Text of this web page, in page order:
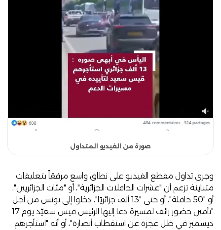
صورة من الفيديو المتداول
وجرى تداول مقطع الفيديو على نطاق واسع مرفقاً بتعليقات
متباينة تزعم أن "عشرات الحافلات الجزائرية"، أو "مئات الجزائريين"،
أو "50 حافلة"، أو حتى "13 ألف جزائريًا"، دخلوا إلى تونس من أجل
"تأمين حضور زائف لمسيرة دعا إليها الرئيس قيس سعيّد يوم 17
ديسمبر في ظل عجزه عن استقطاب أنصاره"، أو أنه "استأجرهم